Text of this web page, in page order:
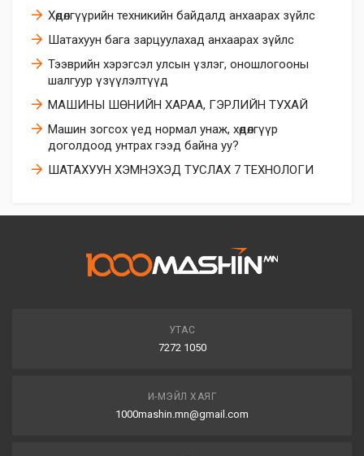
Хөдөлгүүрийн техникийн байдалд анхаарах зүйлс
Шатахуун бага зарцуулахад анхаарах зүйлс
Тээврийн хэрэгсэл улсын үзлэг, оношлогооны
шалгуур үзүүлэлтүүд
МАШИНЫ ШӨНИЙН ХАРАА, ГЭРЛИЙН ТУХАЙ
Машин зогсох үед нормал унаж, хөдөлгүүр
доголдоод унтрах гээд байна уу?
ШАТАХУУН ХЭМНЭХЭД ТУСЛАХ 7 ТЕХНОЛОГИ
УТАС
7272 1050
И-МЭЙЛ ХАЯГ
1000mashin.mn@gmail.com